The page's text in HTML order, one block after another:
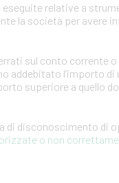
relative a
la società per avere
sul conto corrente
addebitato l’importo
superiore a quello
di disconoscimento di
o non